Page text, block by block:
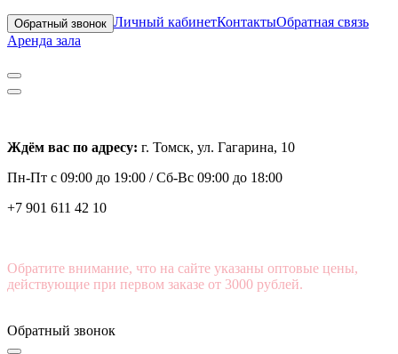
Обратный звонок Личный кабинетКонтактыОбратная связь
Аренда зала
Ждём вас по адресу: г. Томск, ул. Гагарина, 10
Пн-Пт с 09:00 до 19:00 /Сб-Вс 09:00 до 18:00
+7 901 611 42 10
Обратите внимание, что на сайте указаны оптовые цены,
действующие при первом заказе от 3000 рублей.
Обратный звонок